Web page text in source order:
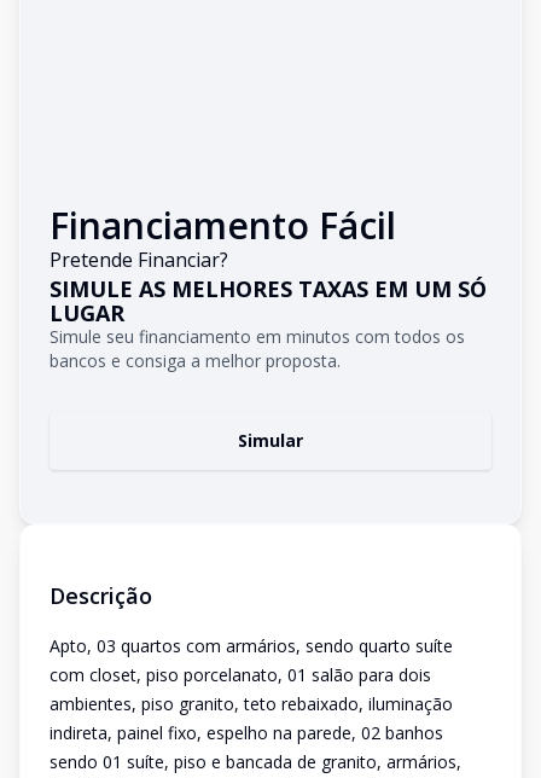
Financiamento Fácil
Pretende Financiar?
SIMULE AS MELHORES TAXAS EM UM SÓ
LUGAR
Simule seu financiamento em minutos com todos os
bancos e consiga a melhor proposta.
Simular
Descrição
Apto, 03 quartos com armários, sendo quarto suíte
com closet, piso porcelanato, 01 salão para dois
ambientes, piso granito, teto rebaixado, iluminação
indireta, painel fixo, espelho na parede, 02 banhos
sendo 01 suíte, piso e bancada de granito, armários,